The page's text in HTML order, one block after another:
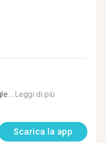
Leggi di più
Scarica la app